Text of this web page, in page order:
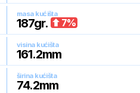
masa kućišta
187gr. 7%
visina kućišta
161.2mm
širina kućišta
74.2mm